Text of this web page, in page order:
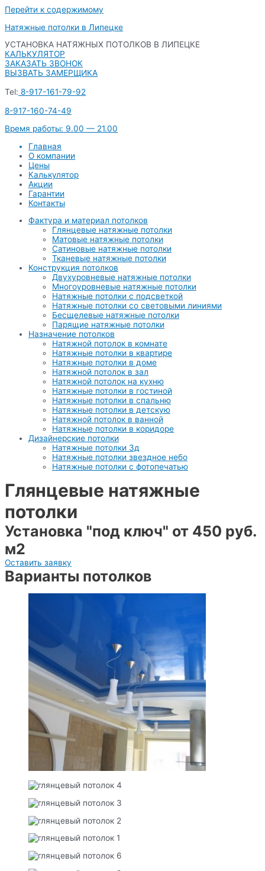
Перейти к содержимому
Натяжные потолки в Липецке
УСТАНОВКА НАТЯЖНЫХ ПОТОЛКОВ В ЛИПЕЦКЕ
КАЛЬКУЛЯТОР
ЗАКАЗАТЬ ЗВОНОК
ВЫЗВАТЬ ЗАМЕРЩИКА
Tel: 8-917-161-79-92
8-917-160-74-49
Время работы: 9.00 — 21.00
Главная
О компании
Цены
Калькулятор
Акции
Гарантии
Контакты
Фактура и материал потолков
Глянцевые натяжные потолки
Матовые натяжные потолки
Сатиновые натяжные потолки
Тканевые натяжные потолки
Конструкция потолков
Двухуровневые натяжные потолки
Многоуровневые натяжные потолки
Натяжные потолки с подсветкой
Натяжные потолки со световыми линиями
Бесщелевые натяжные потолки
Парящие натяжные потолки
Назначение потолков
Натяжной потолок в комнате
Натяжные потолки в квартире
Натяжные потолки в доме
Натяжной потолок в зал
Натяжной потолок на кухню
Натяжные потолки в гостиной
Натяжные потолки в спальню
Натяжные потолки в детскую
Натяжной потолок в ванной
Натяжные потолки в коридоре
Дизайнерские потолки
Натяжные потолки 3д
Натяжные потолки звездное небо
Натяжные потолки с фотопечатью
Глянцевые натяжные
потолки
Установка "под ключ" от 450 руб.
м2
Оставить заявку
Варианты потолков